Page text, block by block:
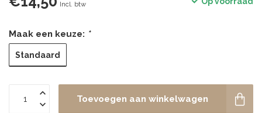
Incl. btw
Maak een keuze: *
Standaard
Toevoegen aan winkelwagen